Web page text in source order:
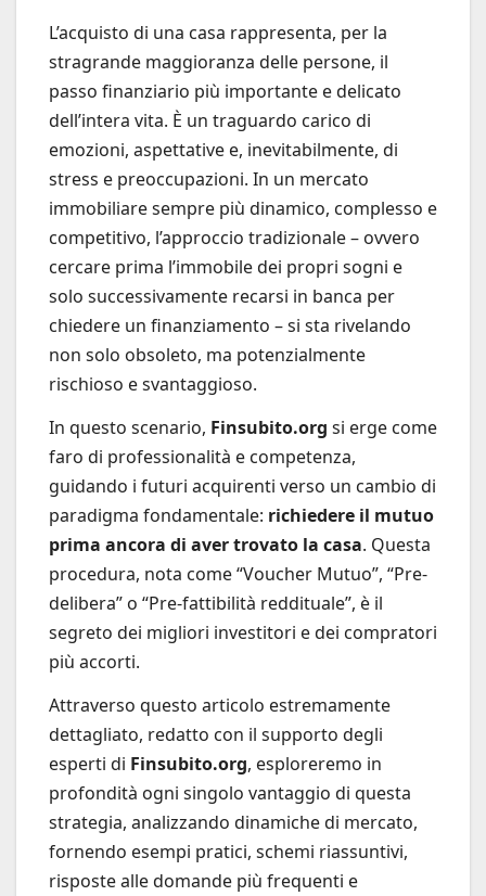
L’acquisto di una casa rappresenta, per la
stragrande maggioranza delle persone, il
passo finanziario più importante e delicato
dell’intera vita. È un traguardo carico di
emozioni, aspettative e, inevitabilmente, di
stress e preoccupazioni. In un mercato
immobiliare sempre più dinamico, complesso e
competitivo, l’approccio tradizionale – ovvero
cercare prima l’immobile dei propri sogni e
solo successivamente recarsi in banca per
chiedere un finanziamento – si sta rivelando
non solo obsoleto, ma potenzialmente
rischioso e svantaggioso.
In questo scenario, Finsubito.org si erge come
faro di professionalità e competenza,
guidando i futuri acquirenti verso un cambio di
paradigma fondamentale: richiedere il mutuo
prima ancora di aver trovato la casa. Questa
procedura, nota come “Voucher Mutuo”, “Pre-
delibera” o “Pre-fattibilità reddituale”, è il
segreto dei migliori investitori e dei compratori
più accorti.
Attraverso questo articolo estremamente
dettagliato, redatto con il supporto degli
esperti di Finsubito.org, esploreremo in
profondità ogni singolo vantaggio di questa
strategia, analizzando dinamiche di mercato,
fornendo esempi pratici, schemi riassuntivi,
risposte alle domande più frequenti e